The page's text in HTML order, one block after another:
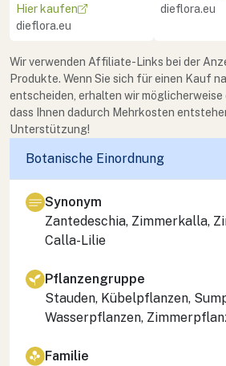
Hier kaufen
dieflora.eu
dieflora.eu
Wir verwenden Affiliate-Links bei der
Produkte. Wenn Sie sich für einen Kauf
entscheiden, erhalten wir möglicherweise
dass Ihnen dadurch Mehrkosten
Unterstützung!
Botanische Einordnung
Synonym
Zantedeschia, Zimmerkalla,
Calla-Lilie
Pflanzengruppe
Stauden, Kübelpflanzen,
Wasserpflanzen,
Familie